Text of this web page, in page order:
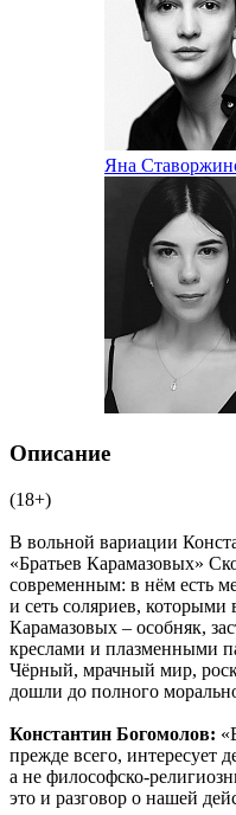
Яна
Описание
(18+)
В вольной вариации
«Братьев Карамазовых»
современным: в нём есть
и сеть соляриев,
Карамазовых – особняк,
креслами и плазменными
Чёрный, мрачный мир,
дошли до полного
Константин Богомолов:
прежде всего, интересует
а не философско-
это и разговор о нашей